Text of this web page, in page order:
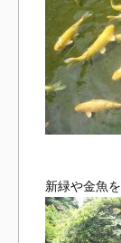
新緑や金魚